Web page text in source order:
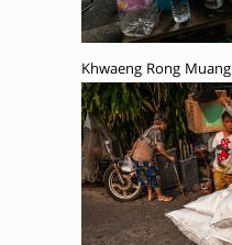
Khwaeng Rong Muang